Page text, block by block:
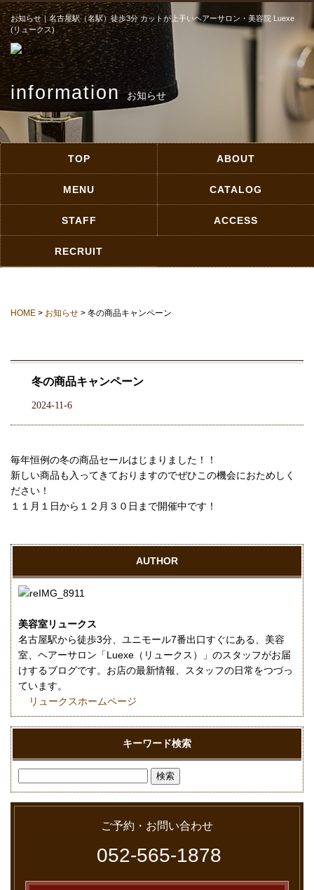
お知らせ｜名古屋駅（名駅）徒歩3分 カットが上手いヘアーサロン・美容院 Luexe
(リュークス)
information お知らせ
TOP ABOUT
MENU CATALOG
STAFF ACCESS
RECRUIT
HOME > お知らせ > 冬の商品キャンペーン
冬の商品キャンペーン
2024-11-6
毎年恒例の冬の商品セールはじまりました！！
新しい商品も入ってきておりますのでぜひこの機会におためしく
ださい！
１１月１日から１２月３０日まで開催中です！
AUTHOR
美容室リュークス
名古屋駅から徒歩3分、ユニモール7番出口すぐにある、美容
室、ヘアーサロン「Luexe（リュークス）」のスタッフがお届
けするブログです。お店の最新情報、スタッフの日常をつづっ
ています。
リュークスホームページ
キーワード検索
ご予約・お問い合わせ
052-565-1878